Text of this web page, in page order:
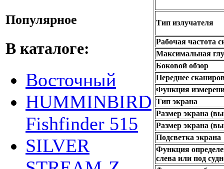
Популярное
В каталоге:
Восточный
HUMMINBIRD
Fishfinder 515
SILVER
Тип излучателя
Рабочая частота
Максимальная
Боковой обзор
Переднее
Функция
Тип экрана
Размер экрана
Размер экрана
Подсветка экрана
Функция
слева или под